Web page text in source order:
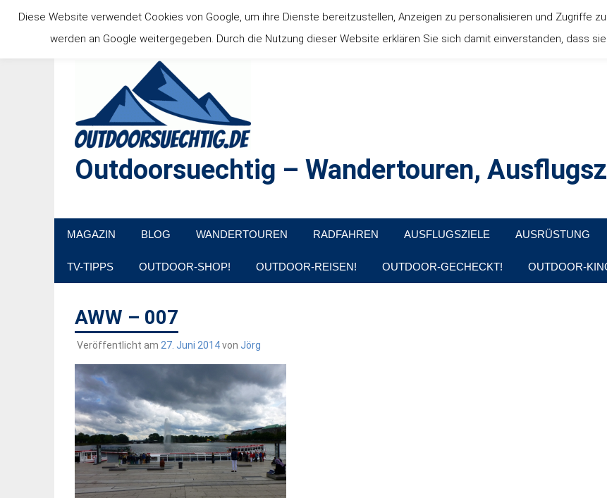
Inhalt
springen
Outdoorsuechtig – Wandertouren,
MAGAZIN BLOG WANDERTOUREN RADFAHREN AUSFLUGSZIELE AUSRÜSTUNG
TV-TIPPS OUTDOOR-SHOP! OUTDOOR-REISEN! OUTDOOR-GECHECKT! OUTDOOR-
AWW – 007
Veröffentlicht am 27. Juni 2014von Jörg
Diese Website verwendet Cookies von Google, um ihre Dienste bereitzustellen, Anzeigen zu personalisieren und Zugriffe
werden an Google weitergegeben. Durch die Nutzung dieser Website erklären Sie sich damit einverstanden, dass